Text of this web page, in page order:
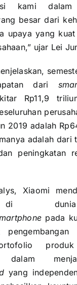
kami dalam
besar dari
upaya yang
ujar Lei
dari
Rp11,9
2019 adalah
adalah dari
peningkatan
Xiaomi
pada
pengembangan
dalam
yang